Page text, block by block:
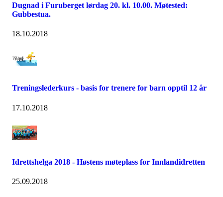
Dugnad i Furuberget lørdag 20. kl. 10.00. Møtested:
Gubbestua.
18.10.2018
Treningslederkurs - basis for trenere for barn opptil 12 år
17.10.2018
Idrettshelga 2018 - Høstens møteplass for Innlandidretten
25.09.2018